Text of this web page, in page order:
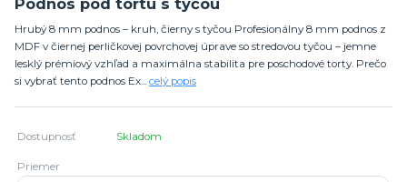
Hrubý 8 mm podnos – kruh, čierny s tyčou Profesionálny 8 mm podnos z
MDF v čiernej perličkovej povrchovej úprave so stredovou tyčou – jemne
lesklý prémiový vzhľad a maximálna stabilita pre poschodové torty. Prečo
si vybrať tento podnos Ex... celý popis
Dostupnosť Skladom
Priemer